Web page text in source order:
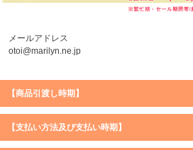
メールアドレス
otoi@marilyn.ne.jp
【商品引渡し時期】
【支払い方法及び支払い時期】